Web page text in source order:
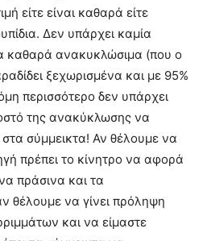
είτε είναι καθαρά είτε
Δεν υπάρχει καμία
καθαρά ανακυκλώσιμα (που ο
ξεχωρισμένα και με 95%
περισσότερο δεν υπάρχει
της ανακύκλωσης να
σύμμεικτα! Αν θέλουμε να
πρέπει το κίνητρο να αφορά
πράσινα και τα
θέλουμε να γίνει πρόληψη
και να είμαστε